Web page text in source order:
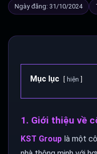
Ngày đăng: 31/10/2024
Mục lục hiện
1. Giới thiệu về
KST Group là một